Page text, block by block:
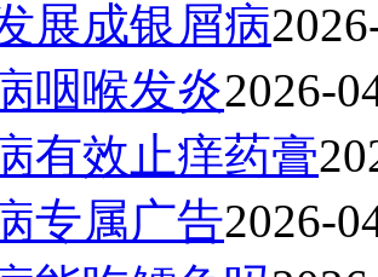
展成银屑病
咽喉发炎2026-
有效止痒药膏
专属广告2026-